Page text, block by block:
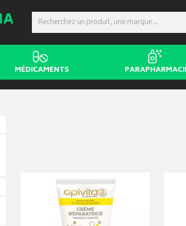
MÉDICAMENTS